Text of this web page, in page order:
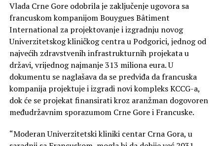
Vlada Crne Gore odobrila je zaključenje ugovora sa
francuskom kompanijom Bouygues Bâtiment
International za projektovanje i izgradnju novog
Univerzitetskog kliničkog centra u Podgorici, jednog od
najvećih zdravstvenih infrastrukturnih projekata u
državi, vrijednog najmanje 313 miliona eura. U
dokumentu se naglašava da se predviđa da francuska
kompanija projektuje i izgradi novi kompleks KCCG-a,
dok će se projekat finansirati kroz aranžman dogovoren
međudržavnim sporazumom Crne Gore i Francuske.
“Moderan Univerzitetski kliniki centar Crna Gora, u